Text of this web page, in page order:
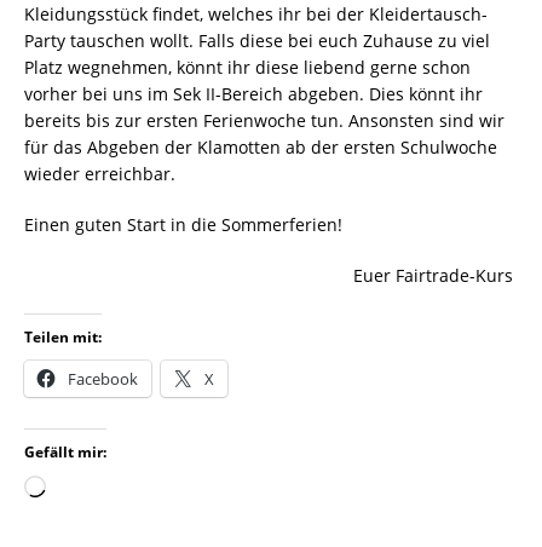
Kleidungsstück findet, welches ihr bei der Kleidertausch-
Party tauschen wollt. Falls diese bei euch Zuhause zu viel
Platz wegnehmen, könnt ihr diese liebend gerne schon
vorher bei uns im Sek II-Bereich abgeben. Dies könnt ihr
bereits bis zur ersten Ferienwoche tun. Ansonsten sind wir
für das Abgeben der Klamotten ab der ersten Schulwoche
wieder erreichbar.
Einen guten Start in die Sommerferien!
Euer Fairtrade-Kurs
Teilen mit:
Facebook X
Gefällt mir: